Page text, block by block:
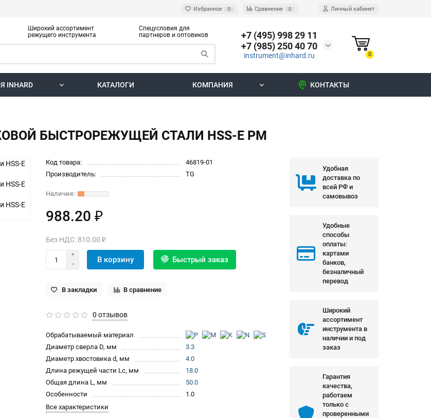
Избранное 0 Сравнение 0 Личный кабинет
Широкий ассортимент
режущего инструмента
Спецусловия для
партнеров и оптовиков
+7 (495) 998 29 11
+7 (985) 250 40 70
instrument@inhard.ru 0
INHARD КАТАЛОГИ КОМПАНИЯ КОНТАКТЫ
БЫСТРОРЕЖУЩЕЙ СТАЛИ HSS-E PM
Код товара:
46819-01
Производитель:
TG
988.20 ₽
Без НДС: 810.00 ₽
В корзину Быстрый заказ
В закладки В сравнение
0 отзывов
Обрабатываемый материал
Диаметр сверла D, мм
3.3
Диаметр хвостовика d, мм
4.0
Длина режущей части Lc, мм
18.0
Общая длина L, мм
50.0
Особенности
1.0
Все характеристики
Удобная
доставка по
всей РФ и
самовывоз
Удобные
способы
оплаты:
картами
банков,
безналичный
перевод
Широкий
ассортимент
инструмента в
наличии и под
заказ
Гарантия
качества,
работаем
только с
проверенными